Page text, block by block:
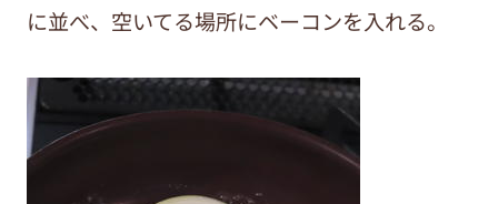
に並べ、空いてる場所にベーコンを入れる。